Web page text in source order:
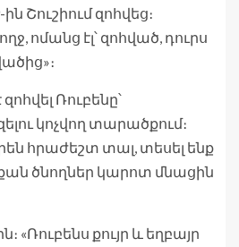
Շուշիում զոհվեց։
ոմանց էլ՝ զոհված, դուրս
Ռուբենը՝
կոչվող տարածքում։
հրաժեշտ տալ, տեսել ենք
ծնողներ կարոտ մնացին
«Ռուբենս քույր և եղբայր